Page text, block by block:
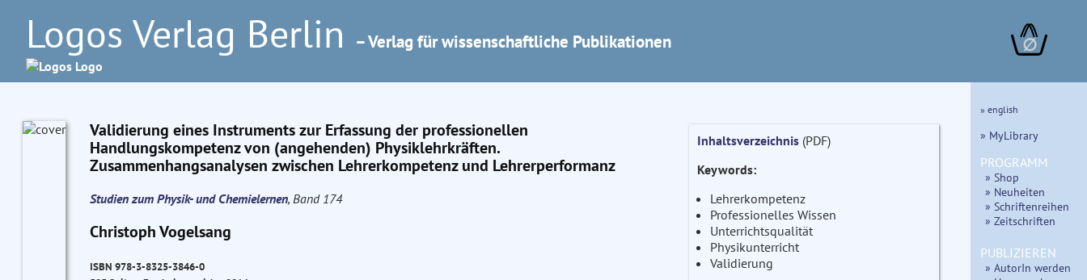
Logos Verlag Berlin – Verlag für wissenschaftliche Publikationen ∅
Validierung eines Instruments zur Erfassung der professionellen
Handlungskompetenz von (angehenden) Physiklehrkräften.
Zusammenhangsanalysen zwischen Lehrerkompetenz und Lehrerperformanz
Studien zum Physik- und Chemielernen, Band 174
Christoph Vogelsang
ISBN 978-3-8325-3846-0
Inhaltsverzeichnis(PDF)
Keywords:
Lehrerkompetenz
Professionelles Wissen
Unterrichtsqualität
Physikunterricht
Validierung
» english
» MyLibrary
PROGRAMM
» Shop
» Neuheiten
» Schriftenreihen
» Zeitschriften
PUBLIZIEREN
» AutorIn werden